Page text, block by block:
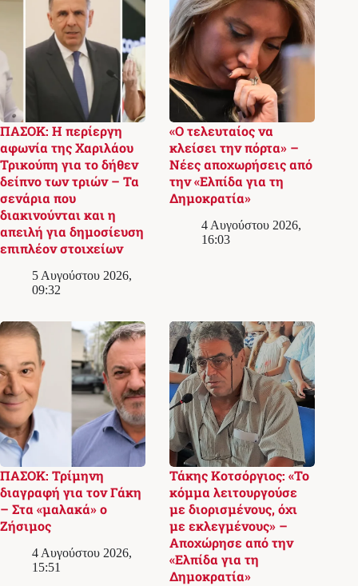
ΠΑΣΟΚ: Η περίεργη
αφωνία της Χαριλάου
Τρικούπη για το δήθεν
δείπνο των τριών – Τα
σενάρια που
διακινούνται και η
απειλή για δημοσίευση
επιπλέον στοιχείων
5 Αυγούστου 2026,
09:32
«Ο τελευταίος να
κλείσει την πόρτα» –
Νέες αποχωρήσεις από
την «Ελπίδα για τη
Δημοκρατία»
4 Αυγούστου 2026,
16:03
ΠΑΣΟΚ: Τρίμηνη
διαγραφή για τον Γάκη
– Στα «μαλακά» ο
Ζήσιμος
4 Αυγούστου 2026,
15:51
Τάκης Κοτσόργιος: «Το
κόμμα λειτουργούσε
με διορισμένους, όχι
με εκλεγμένους» –
Αποχώρησε από την
«Ελπίδα για τη
Δημοκρατία»